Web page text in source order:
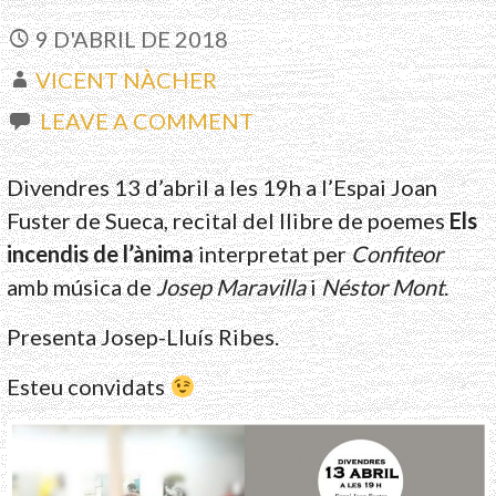
9 D'ABRIL DE 2018
VICENT NÀCHER
LEAVE A COMMENT
Divendres 13 d’abril a les 19h a l’Espai Joan
Fuster de Sueca, recital del llibre de poemesEls
incendis de l’ànimainterpretat perConfiteor
amb música deJosep MaravillaiNéstor Mont.
Presenta Josep-Lluís Ribes.
Esteu convidats